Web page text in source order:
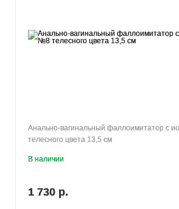
Анально-вагинальный фаллоимитатор с
телесного цвета 13,5 см
В наличии
1 730 р.